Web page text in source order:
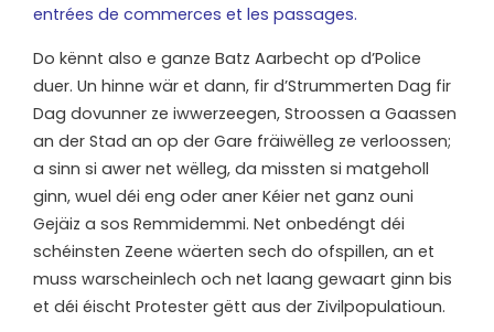
entrées de commerces et les passages.
Do kënnt also e ganze Batz Aarbecht op d’Police
duer. Un hinne wär et dann, fir d’Strummerten Dag fir
Dag dovunner ze iwwerzeegen, Stroossen a Gaassen
an der Stad an op der Gare fräiwëlleg ze verloossen;
a sinn si awer net wëlleg, da missten si matgeholl
ginn, wuel déi eng oder aner Kéier net ganz ouni
Gejäiz a sos Remmidemmi. Net onbedéngt déi
schéinsten Zeene wäerten sech do ofspillen, an et
muss warscheinlech och net laang gewaart ginn bis
et déi éischt Protester gëtt aus der Zivilpopulatioun.